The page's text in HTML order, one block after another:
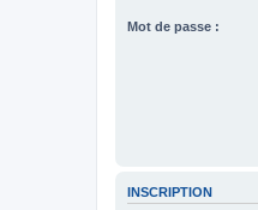
Mot de passe :
INSCRIPTION